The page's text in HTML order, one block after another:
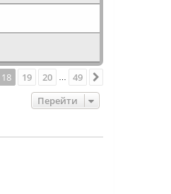
18 19 20 49
Перейти